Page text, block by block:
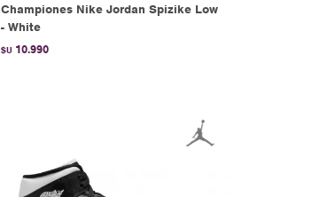
Championes Nike Jordan Spizike Low
- White
$U 10.990